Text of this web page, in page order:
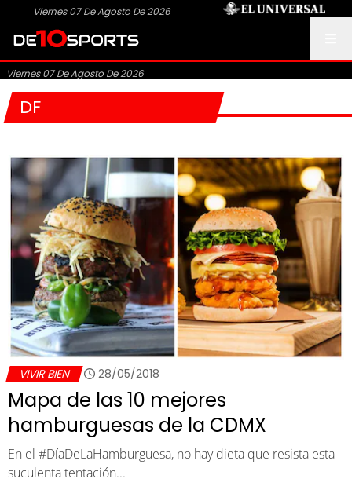
Viernes 07 De Agosto De 2026
Viernes 07 De Agosto De 2026
DF
VIVIR BIEN 28/05/2018
Mapa de las 10 mejores
hamburguesas de la CDMX
En el #DíaDeLaHamburguesa, no hay dieta que resista esta
suculenta tentación...